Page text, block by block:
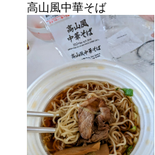
高山風中華そば